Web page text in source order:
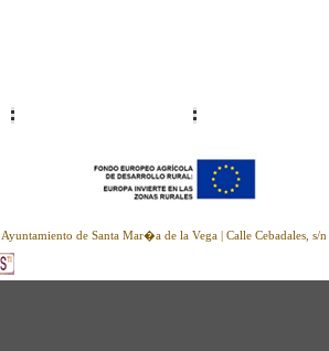
Ayuntamiento de Santa Mar�a de la Vega | Calle Cebadales,